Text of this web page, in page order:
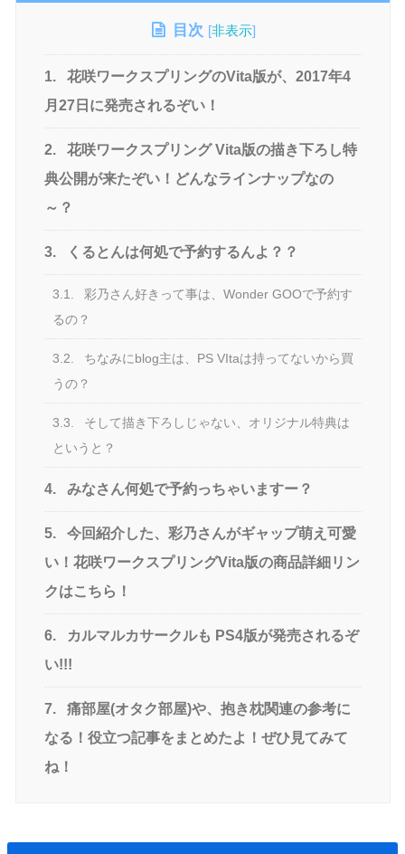
目次 [非表示]
1.
花咲ワークスプリングのVita版が、2017年4
月27日に発売されるぞい！
2.
花咲ワークスプリング Vita版の描き下ろし特
典公開が来たぞい！どんなラインナップなの
～？
3. くるとんは何処で予約するんよ？？
3.1.
彩乃さん好きって事は、Wonder GOOで予約す
るの？
3.2.
ちなみにblog主は、PS VItaは持ってないから買
うの？
3.3.
そして描き下ろしじゃない、オリジナル特典は
というと？
4. みなさん何処で予約っちゃいますー？
5.
今回紹介した、彩乃さんがギャップ萌え可愛
い！花咲ワークスプリングVita版の商品詳細リン
クはこちら！
6.
カルマルカサークルも PS4版が発売されるぞ
い!!!
7.
痛部屋(オタク部屋)や、抱き枕関連の参考に
なる！役立つ記事をまとめたよ！ぜひ見てみて
ね！